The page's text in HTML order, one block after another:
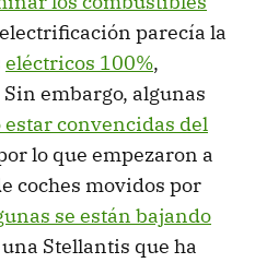
parecía la
eléctricos 100%,
Sin embargo, algunas
convencidas del
lo que empezaron a
coches movidos por
se están bajando
Stellantis que ha